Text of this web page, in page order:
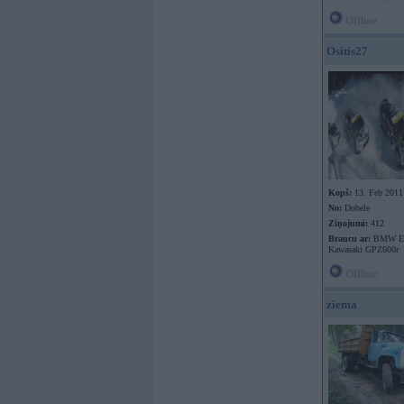
Ositis27
Kopš: 13. Feb 2011
No: Dobele
Ziņojumi: 412
Braucu ar: BMW
Kawasaki GPZ600r
ziema